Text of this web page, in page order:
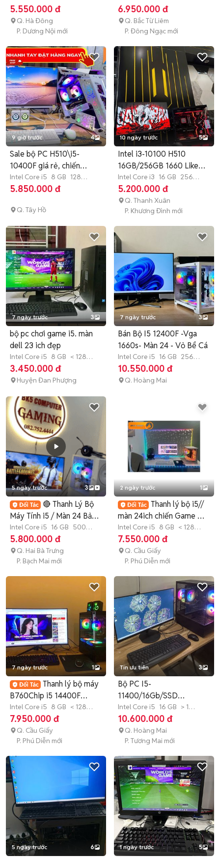
GB SSD
5.550.000 đ
Q. Hà Đông
P. Dương Nội mới
GB SSD
6.950.000 đ
Q. Bắc Từ Liêm
P. Đông Ngạc mới
9 giờ trước 4
Sale bộ PC H510\i5-
10400F giá rẻ, chiến
game khoẻ
Intel Core i5 8 GB 128
GB SSD
5.850.000 đ
Q. Tây Hồ
10 ngày trước 5
Intel i3-10100 H510
16GB/256GB 1660 Like
New
Intel Core i3 16 GB 256
GB SSD
5.200.000 đ
Q. Thanh Xuân
P. Khương Đình mới
7 ngày trước 3
bộ pc chơi game i5. màn
dell 23 ich đẹp
Intel Core i5 8 GB < 128
GB
SSD
3.450.000 đ
Huyện Đan Phượng
7 ngày trước 3
Bán Bộ I5 12400F -Vga
1660s- Màn 24 - Vỏ Bể Cá
Intel Core i5 16 GB 256
GB SSD
10.550.000 đ
Q. Hoàng Mai
5 ngày trước 3
🔴 Thanh Lý Bộ
Máy Tính i5 / Màn 24 Bảo
Hành 2 Năm
Intel Core i5 16 GB 500
GB SSD
5.800.000 đ
Q. Hai Bà Trưng
P. Bạch Mai mới
2 ngày trước 1
Thanh lý bộ i5//
màn 24ich chiến Game đồ
họa mượt
Intel Core i5 8 GB < 128
GB SSD
7.550.000 đ
Q. Cầu Giấy
P. Phú Diễn mới
7 ngày trước 1
Thanh lý bộ máy
B760Chip i5 14400F
chuyên Đồ họa
Intel Core i5 8 GB < 128
GB SSD
7.950.000 đ
Q. Cầu Giấy
P. Phú Diễn mới
Tin ưu tiên 3
Bộ PC I5-
11400/16Gb/SSD
256+1Tb/VGA RỜI/Màn
24" Rẻ
Intel Core i5 16 GB > 1
TB SSD
10.600.000 đ
Q. Hoàng Mai
P. Tương Mai mới
5 ngày trước 6 1 ngày trước 5